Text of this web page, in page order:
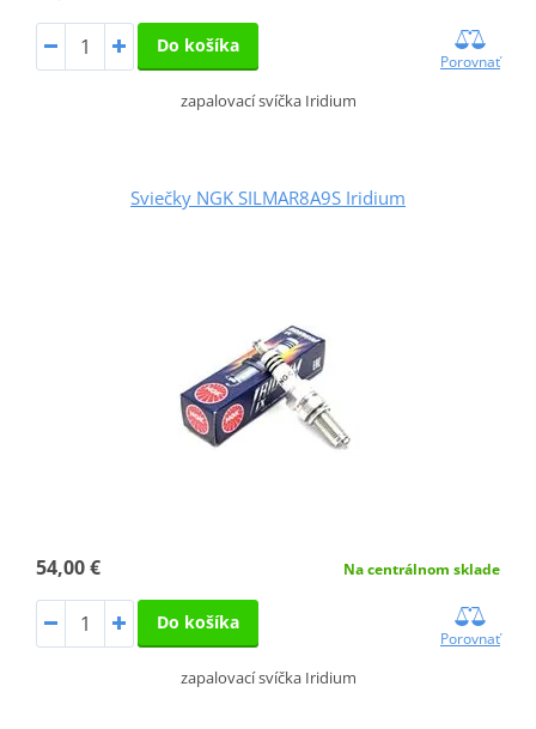
Do košíka
Porovnať
zapalovací svíčka Iridium
Sviečky NGK SILMAR8A9S Iridium
54,00 € Na centrálnom sklade
Do košíka
Porovnať
zapalovací svíčka Iridium